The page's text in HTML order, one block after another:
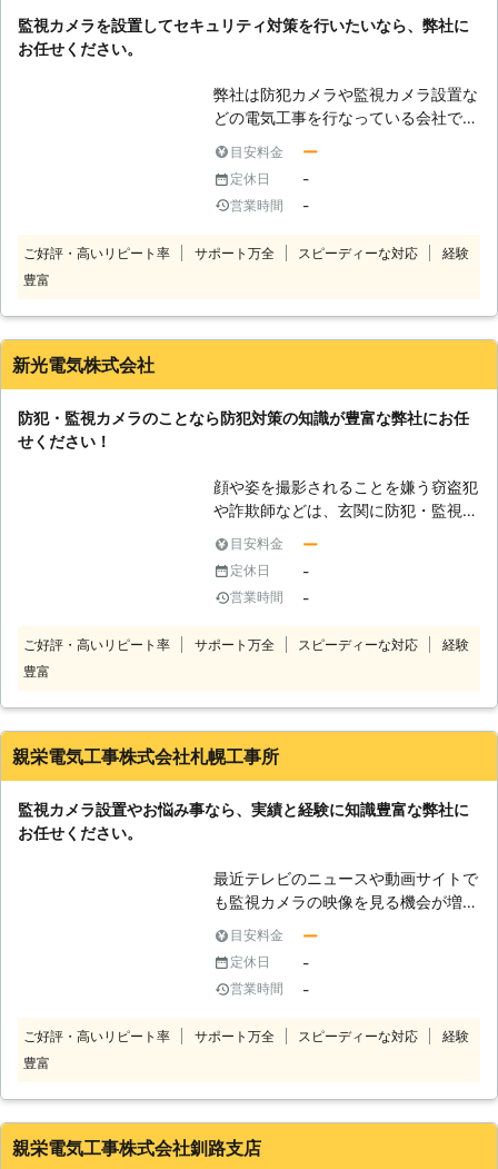
お客様のご要望やご希望に合ったカメ
ラ設置の実績と経験が豊富なので、迅
速かつ確実に設置致しますので安心で
す。
監視カメラを設置してセキュリティ対策を行いたいなら、弊社に
お任せください。
弊社は防犯カメラや監視カメラ設置な
どの電気工事を行なっている会社で、
す。弊社は防犯カメラや監視カメラ設
置のプロで、豊富な知識を持っていま
す。防犯対策を行う上で有効な手段が
き巣などの被害を減らすことができま
できます。防犯カメラや監視カメラの
目安料金 ー
定休日 -
営業時間 -
ご好評・高いリピート率 サポート万全 スピーディーな対応
経験
豊富
新光電気株式会社
防犯・監視カメラのことなら防犯対策の知識が豊富な弊社にお任
せください！
顔や姿を撮影されることを嫌う窃盗犯
や詐欺師などは、玄関に防犯・監視カ
メラが取り付けられている家に入るこ
とを避ける傾向が強いのです。 しか
し、本物の防犯・監視カメラを設置す
るには、それなりにコストがかかって
る方もいらっしゃると思いますが、弊
んが、本物と見間違えるような仕掛け
が施されている質の高いダミーカメラ
さい。 また、本物とダミーを同時に
もし、複数の防犯・監視カメラ設置を
行う予定がございましたら、コスト軽
減にもなるダミーカメラを設置するこ
ともお考えいただくと、お客様のメリ
カメラに関するお悩み事や疑問など、
お客様からのご相談は何でもお伺いい
たしますので、まずはご連絡くださ
目安料金 ー
定休日 -
営業時間 -
ご好評・高いリピート率 サポート万全 スピーディーな対応
経験
豊富
親栄電気工事株式会社札幌工事所
監視カメラ設置やお悩み事なら、実績と経験に知識豊富な弊社に
お任せください。
最近テレビのニュースや動画サイトで
も監視カメラの映像を見る機会が増え
て、防犯効果の高さともしもの時の証
拠映像として早期解決に活躍している
事が実証されています。 多くの場合
は侵入や窃盗など犯罪抑止と証拠保存
ズラ防止やストーカー行為への抑止効
すが、弊社にご相談頂ければ監視カメ
ラ設置で経験と実績を積んだスタッフ
目安料金 ー
定休日 -
営業時間 -
ご好評・高いリピート率 サポート万全 スピーディーな対応
経験
豊富
親栄電気工事株式会社釧路支店